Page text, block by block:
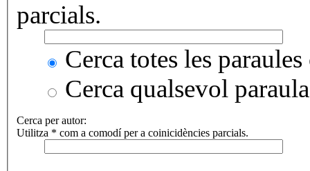
parcials.
Cerca totes les
Cerca qualsevol paraula
Cerca per autor:
Utilitza * com a comodí per a coinicidències parcials.